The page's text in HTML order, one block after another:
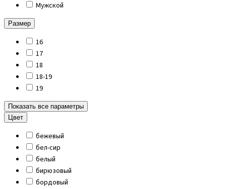
Мужской
Размер
16
17
18
18-19
19
Показать все параметры
Цвет
бежевый
бел-сир
белый
бирюзовый
бордовый